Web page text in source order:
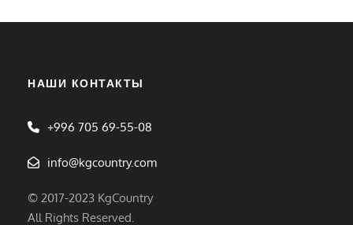
НАШИ КОНТАКТЫ
+996 705 69-55-08
info@kgcountry.com
© 2017-2023 KgCountry
All Rights Reserved.